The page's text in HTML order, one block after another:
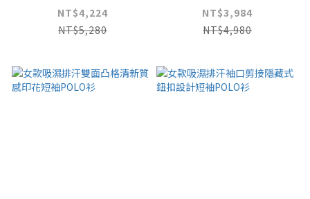
長褲
NT$4,224
NT$5,280
POLO衫
NT$3,984
NT$4,980